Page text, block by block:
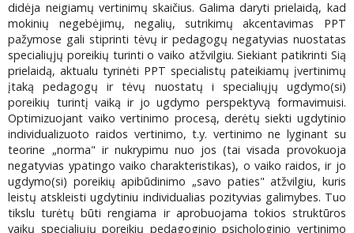
didėja neigiamų vertinimų skaičius. Galima daryti prielaidą, kad
mokinių negebėjimų, negalių, sutrikimų akcentavimas PPT
pažymose gali stiprinti tėvų ir pedagogų negatyvias nuostatas
specialiųjų poreikių turinti o vaiko atžvilgiu. Siekiant patikrinti Sią
prielaidą, aktualu tyrinėti PPT specialistų pateikiamų įvertinimų
įtaką pedagogų ir tėvų nuostatų i specialiųjų ugdymo(si)
poreikių turintį vaiką ir jo ugdymo perspektyvą formavimuisi.
Optimizuojant vaiko vertinimo procesą, derėtų siekti ugdytinio
individualizuoto raidos vertinimo, t.y. vertinimo ne lyginant su
teorine „norma" ir nukrypimu nuo jos (tai visada provokuoja
negatyvias ypatingo vaiko charakteristikas), o vaiko raidos, ir jo
ugdymo(si) poreikių apibūdinimo „savo paties" atžvilgiu, kuris
leistų atskleisti ugdytiniu individualias pozityvias galimybes. Tuo
tikslu turėtų būti rengiama ir aprobuojama tokios struktūros
vaikų specialiųjų poreikių pedagoginio psichologinio vertinimo